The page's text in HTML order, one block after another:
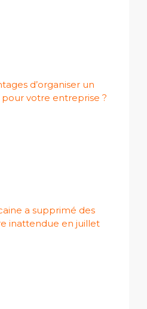
d’organiser un
votre entreprise ?
a supprimé des
inattendue en juillet